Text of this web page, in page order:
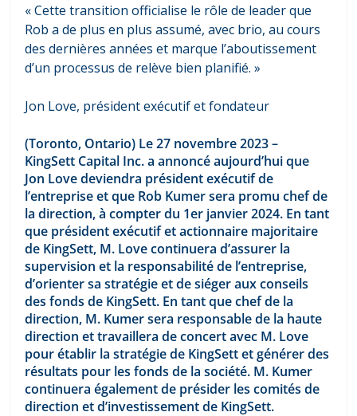
« Cette transition officialise le rôle de leader que
Rob a de plus en plus assumé, avec brio, au cours
des dernières années et marque l’aboutissement
d’un processus de relève bien planifié. »
Jon Love, président exécutif et fondateur
(Toronto, Ontario) Le 27 novembre 2023 –
KingSett Capital Inc. a annoncé aujourd’hui que
Jon Love deviendra président exécutif de
l’entreprise et que Rob Kumer sera promu chef de
la direction, à compter du 1er janvier 2024. En tant
que président exécutif et actionnaire majoritaire
de KingSett, M. Love continuera d’assurer la
supervision et la responsabilité de l’entreprise,
d’orienter sa stratégie et de siéger aux conseils
des fonds de KingSett. En tant que chef de la
direction, M. Kumer sera responsable de la haute
direction et travaillera de concert avec M. Love
pour établir la stratégie de KingSett et générer des
résultats pour les fonds de la société. M. Kumer
continuera également de présider les comités de
direction et d’investissement de KingSett.